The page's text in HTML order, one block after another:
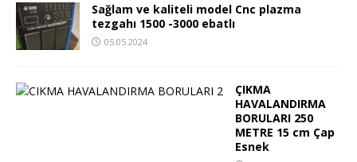
Sağlam ve kaliteli model Cnc plazma
tezgahı 1500 -3000 ebatlı
05.05.2024
ÇIKMA
HAVALANDIRMA
BORULARI 250
METRE 15 cm Çap
Esnek